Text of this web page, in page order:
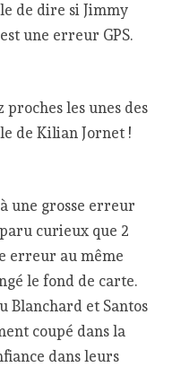
de dire si Jimmy
une erreur GPS.
proches les unes des
de Kilian Jornet !
une grosse erreur
paru curieux que 2
erreur au même
le fond de carte.
Blanchard et Santos
coupé dans la
dans leurs